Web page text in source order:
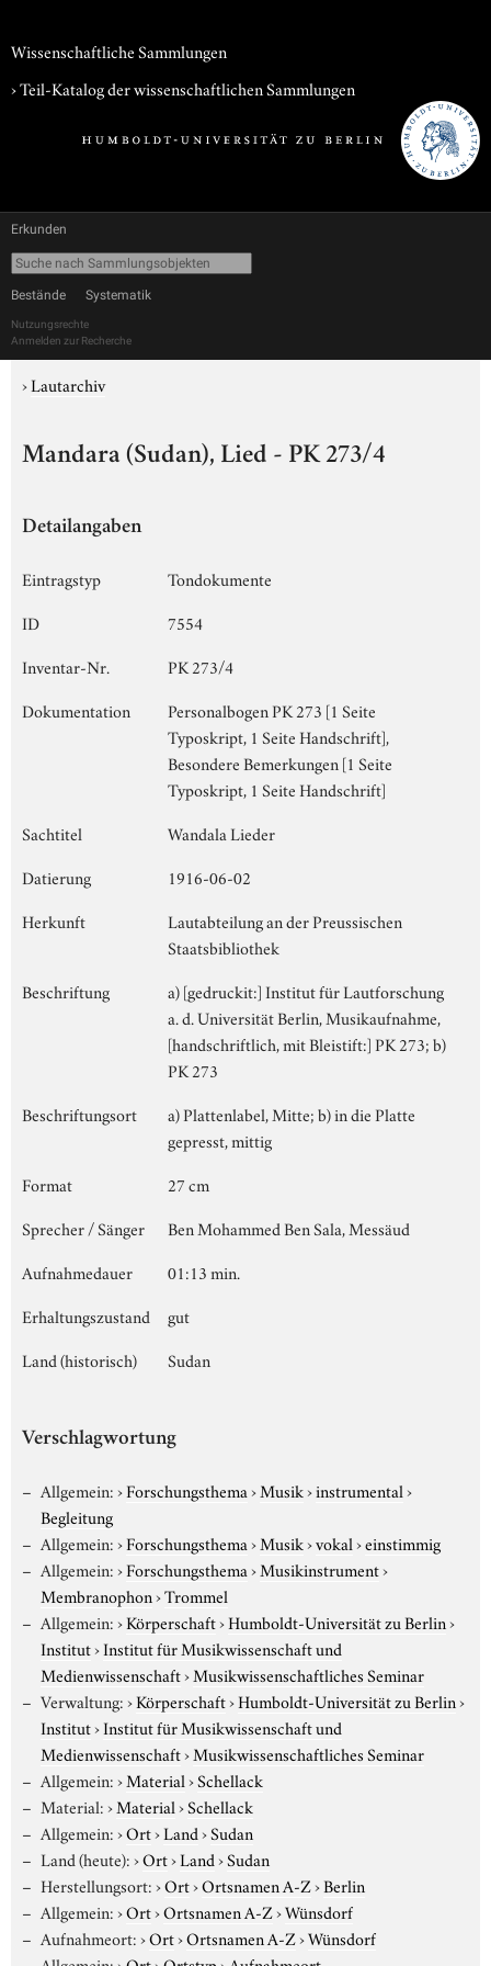
Wissenschaftliche Sammlungen
› Teil-Katalog der wissenschaftlichen Sammlungen
Erkunden
Bestände Systematik
Nutzungsrechte
Anmelden zur Recherche
›Lautarchiv
Mandara (Sudan), Lied - PK 273/4
Detailangaben
Eintragstyp
Tondokumente
ID
7554
Inventar-Nr.
PK 273/4
Dokumentation
Personalbogen PK 273 [1 Seite
Typoskript, 1 Seite Handschrift],
Besondere Bemerkungen [1 Seite
Typoskript, 1 Seite Handschrift]
Sachtitel
Wandala Lieder
Datierung
1916-06-02
Herkunft
Lautabteilung an der Preussischen
Staatsbibliothek
Beschriftung
a) [gedruckit:] Institut für Lautforschung
a. d. Universität Berlin, Musikaufnahme,
[handschriftlich, mit Bleistift:] PK 273; b)
PK 273
Beschriftungsort
a) Plattenlabel, Mitte; b) in die Platte
gepresst, mittig
Format
27 cm
Sprecher / Sänger
Ben Mohammed Ben Sala, Messäud
Aufnahmedauer
01:13 min.
Erhaltungszustand
gut
Land (historisch)
Sudan
Verschlagwortung
Allgemein:›Forschungsthema›Musik›instrumental›
Begleitung
Allgemein:›Forschungsthema›Musik›vokal›einstimmig
Allgemein:›Forschungsthema›Musikinstrument›
Membranophon›Trommel
Allgemein:›Körperschaft›Humboldt-Universität zu Berlin›
Institut›Institut für Musikwissenschaft und
Medienwissenschaft›Musikwissenschaftliches Seminar
Verwaltung:›Körperschaft›Humboldt-Universität zu Berlin›
Institut›Institut für Musikwissenschaft und
Medienwissenschaft›Musikwissenschaftliches Seminar
Allgemein:›Material›Schellack
Material:›Material›Schellack
Allgemein:›Ort›Land›Sudan
Land (heute):›Ort›Land›Sudan
Herstellungsort:›Ort›Ortsnamen A-Z›Berlin
Allgemein:›Ort›Ortsnamen A-Z›Wünsdorf
Aufnahmeort:›Ort›Ortsnamen A-Z›Wünsdorf